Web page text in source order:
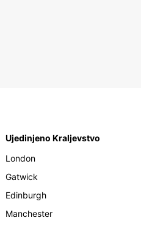
Ujedinjeno Kraljevstvo
London
Gatwick
Edinburgh
Manchester